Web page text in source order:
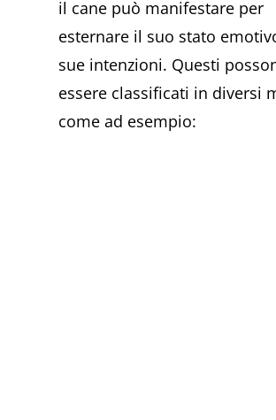
il cane può manifestare per
esternare il suo stato
sue intenzioni. Questi
essere classificati in diversi
come ad esempio: